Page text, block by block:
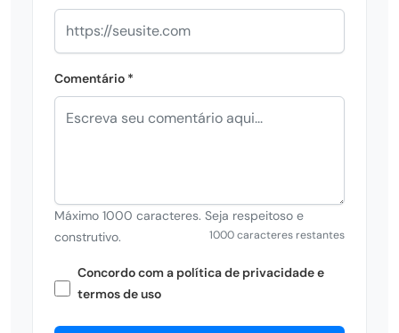
Comentário *
Máximo 1000 caracteres. Seja respeitoso e
construtivo.
1000 caracteres restantes
Concordo com a política de privacidade e
termos de uso